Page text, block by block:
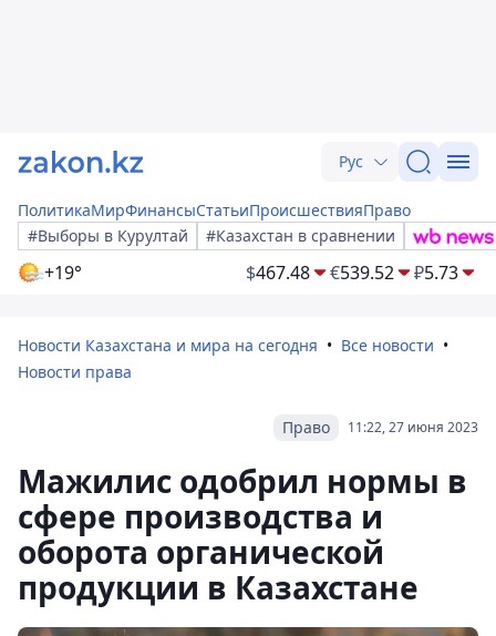
Рус
ПолитикаМирФинансыСтатьиПроисшествияПраво
#Выборы в Курултай
#Казахстан в сравнении
+19° $467.48 €539.52 ₽5.73
Новости Казахстана и мира на сегодня
Все новости
Новости права
11:22, 27 июня 2023
Право
Мажилис одобрил нормы в
сфере производства и
оборота органической
продукции в Казахстане